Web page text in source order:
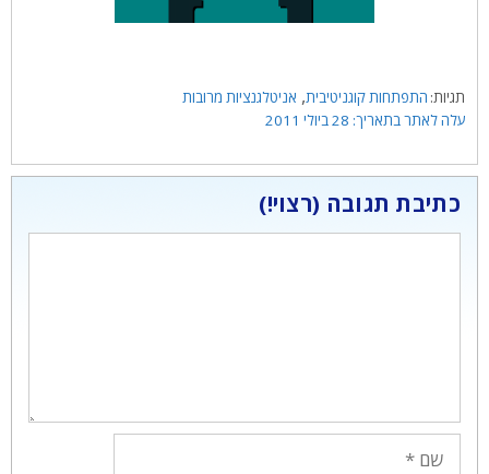
תגיות
התפתחות קוגניטיבית, אניטלגנציות מרובות
28 ביולי 2011
כתיבת תגובה